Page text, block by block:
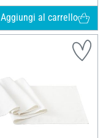
Aggiungi al carrello